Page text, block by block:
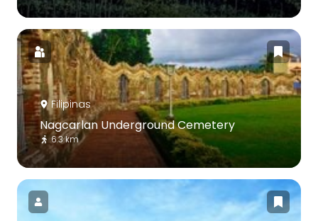
Filipinas
Nagcarlan Underground Cemetery
6.3 km